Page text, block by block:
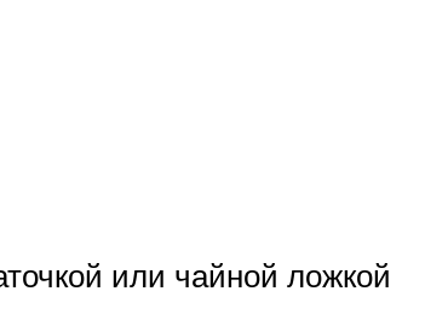
или чайной ложкой